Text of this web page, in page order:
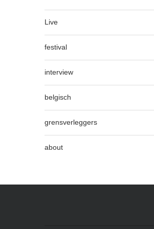
Live
festival
interview
belgisch
grensverleggers
about